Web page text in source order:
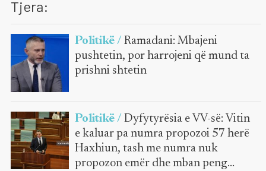
Tjera:
Politikë / Ramadani: Mbajeni
pushtetin, por harrojeni që mund ta
prishni shtetin
Politikë / Dyfytyrësia e VV-së: Vitin
e kaluar pa numra propozoi 57 herë
Haxhiun, tash me numra nuk
propozon emër dhe mban peng